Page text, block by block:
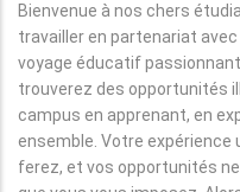
Bienvenue à nos chers
travailler en partenariat
voyage éducatif
trouverez des opportunités
campus en apprenant, en
ensemble. Votre expérience
ferez, et vos opportunités